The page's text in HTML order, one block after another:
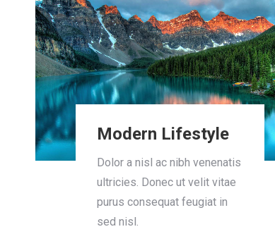
Modern Lifestyle
Dolor a nisl ac nibh venenatis
ultricies. Donec ut velit vitae
purus consequat feugiat in
sed nisl.